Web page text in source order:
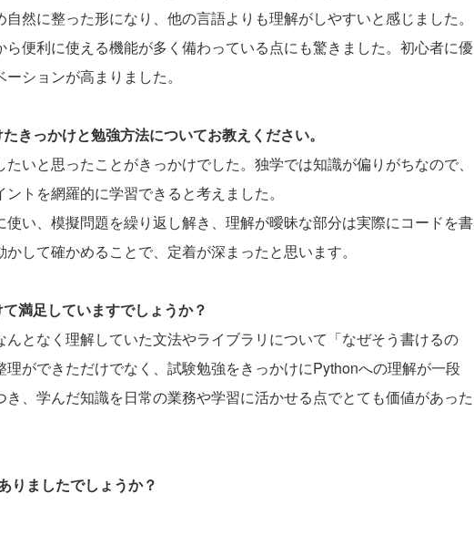
然に整った形になり、他の言語よりも理解がしやすいと感じました。
便利に使える機能が多く備わっている点にも驚きました。初心者に優
ションが高まりました。
きっかけと勉強方法についてお教えください。
いと思ったことがきっかけでした。独学では知識が偏りがちなので、
トを網羅的に学習できると考えました。
い、模擬問題を繰り返し解き、理解が曖昧な部分は実際にコードを書
して確かめることで、定着が深まったと思います。
満足していますでしょうか？
となく理解していた文法やライブラリについて「なぜそう書けるの
ができただけでなく、試験勉強をきっかけにPythonへの理解が一段
、学んだ知識を日常の業務や学習に活かせる点でとても価値があった
りましたでしょうか？